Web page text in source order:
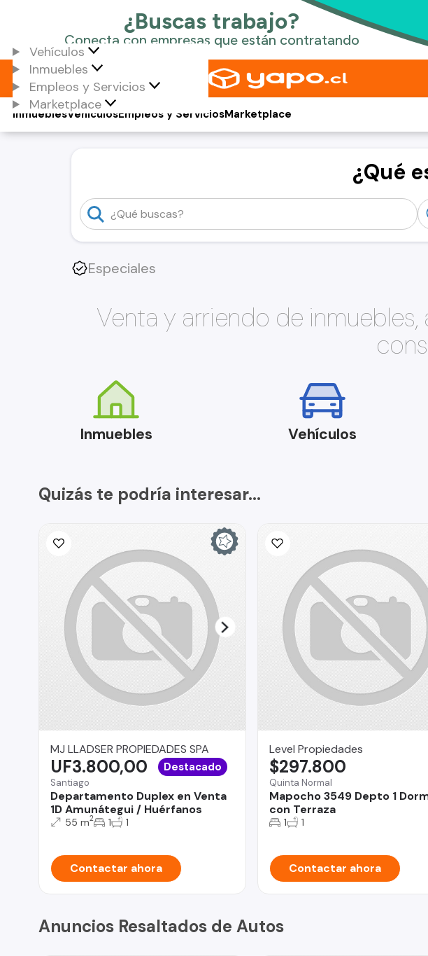
Vehículos
Inmuebles
Empleos y Servicios
Marketplace
Vehículos
Inmuebles Empleos y ServiciosMarketplace
¿Qué
Especiales
Venta y arriendo de
Inmuebles Vehículos
Quizás te podría interesar...
MJ LLADSER PROPIEDADES SPA
Santiago
Departamento Duplex en Venta
1D Amunátegui / Huérfanos
UF3.800,00 Destacado
55 m2 1 1
Contactar ahora
Level Propiedades
Quinta Normal
Mapocho 3549 Depto 1
con Terraza
$297.800
1 1
Contactar ahora
Anuncios Resaltados de Autos